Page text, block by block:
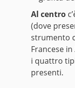
Al centro
(dove
strumento
Francese in
i quattro
presenti.